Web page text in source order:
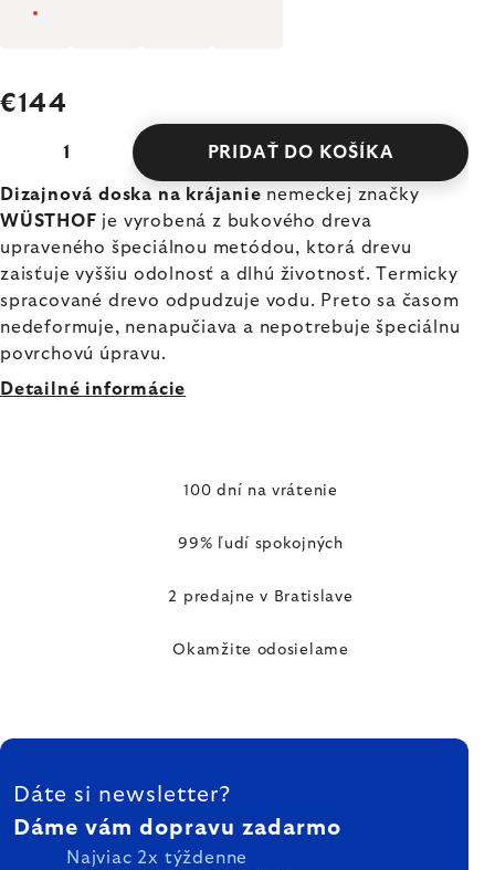
€144
PRIDAŤ DO KOŠÍKA
Dizajnová doska na krájanie nemeckej značky
WÜSTHOF je vyrobená z bukového dreva
upraveného špeciálnou metódou, ktorá drevu
zaisťuje vyššiu odolnosť a dlhú životnosť. Termicky
spracované drevo odpudzuje vodu. Preto sa časom
nedeformuje, nenapučiava a nepotrebuje špeciálnu
povrchovú úpravu.
Detailné informácie
100 dní na vrátenie
99% ľudí spokojných
2 predajne v Bratislave
Okamžite odosielame
ZÁPÄTIE
Dáte si newsletter?
Dáme vám dopravu zadarmo
Najviac 2x týždenne